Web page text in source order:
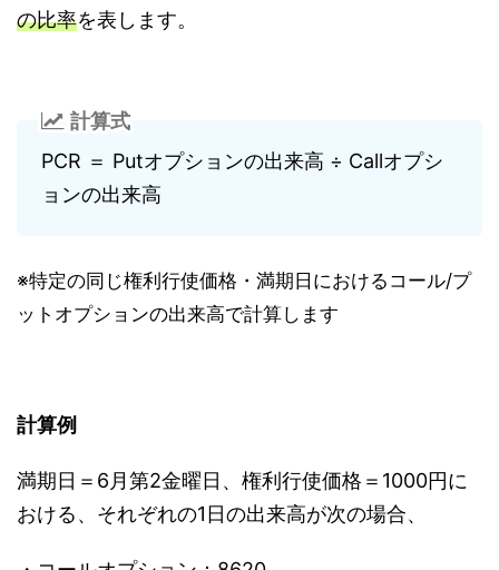
の比率を表します。
計算式
PCR ＝ Putオプションの出来高 ÷ Callオプシ
ョンの出来高
※特定の同じ権利行使価格・満期日におけるコール/プ
ットオプションの出来高で計算します
計算例
満期日＝6月第2金曜日、権利行使価格＝1000円に
おける、それぞれの1日の出来高が次の場合、